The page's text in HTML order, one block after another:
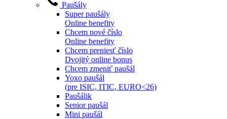
Paušály
Super paušály
Online benefity
Chcem nové číslo
Online benefity
Chcem preniesť číslo
Dvojitý online bonus
Chcem zmeniť paušál
Yoxo paušál
(pre ISIC, ITIC, EURO<26)
Paušálik
Senior paušál
Mini paušál